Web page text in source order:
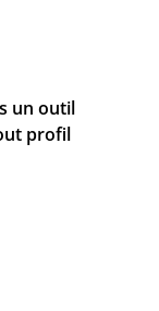
un outil
profil